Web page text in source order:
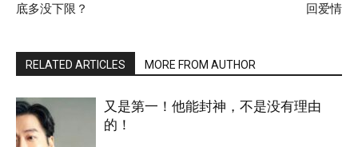
底多没下限？
回爱情
RELATED ARTICLES MORE FROM AUTHOR
又是第一！他能封神，不是没有理由
的！